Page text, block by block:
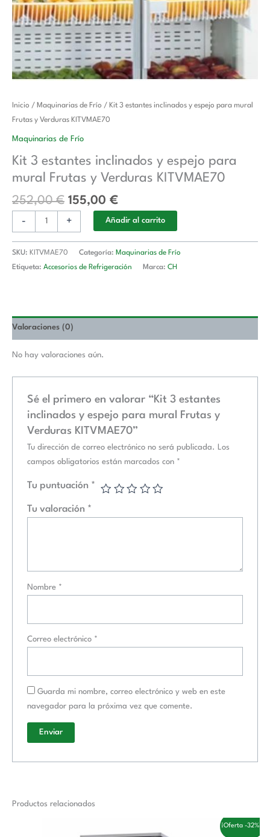
Inicio / Maquinarias de Frío / Kit 3 estantes inclinados y espejo para mural
Frutas y Verduras KITVMAE70
Maquinarias de Frío
Kit 3 estantes inclinados y espejo para
mural Frutas y Verduras KITVMAE70
252,00€
El
precio
original
252,00 €.
155,00 €
El
155,00 €.
-
Kit
3
estantes
y
espejo
mural
Frutas
y
Verduras
KITVMAE70
+ Añadir al carrito
SKU: KITVMAE70 Categoría: Maquinarias de Frío
Etiqueta: Accesorios de Refrigeración Marca: CH
Valoraciones (0)
No hay valoraciones aún.
Sé el primero en valorar “Kit 3 estantes
inclinados y espejo para mural Frutas y
Verduras KITVMAE70”
Tu dirección de correo electrónico no será publicada.
Los
campos obligatorios están marcados con *
Tu puntuación *
Tu valoración *
Nombre *
Correo electrónico *
Guarda mi nombre, correo electrónico y web en este
navegador para la próxima vez que comente.
Productos relacionados
¡Oferta -32%!